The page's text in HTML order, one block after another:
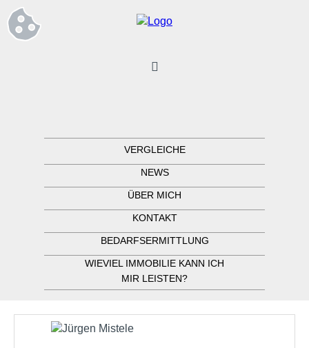
VERGLEICHE
NEWS
ÜBER MICH
KONTAKT
BEDARFSERMITTLUNG
WIEVIEL IMMOBILIE KANN ICH
MIR LEISTEN?